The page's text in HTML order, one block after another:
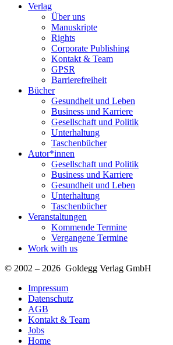
Verlag
Über uns
Manuskripte
Rights
Corporate Publishing
Kontakt & Team
GPSR
Barrierefreiheit
Bücher
Gesundheit und Leben
Business und Karriere
Gesellschaft und Politik
Unterhaltung
Taschenbücher
Autor*innen
Gesellschaft und Politik
Business und Karriere
Gesundheit und Leben
Unterhaltung
Taschenbücher
Veranstaltungen
Kommende Termine
Vergangene Termine
Work with us
© 2002 – 2026 Goldegg Verlag GmbH
Impressum
Datenschutz
AGB
Kontakt & Team
Jobs
Home